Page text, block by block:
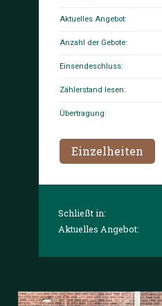
Aktuelles Angebot:
Anzahl der Gebote:
Einsendeschluss:
Zählerstand lesen:
Übertragung:
Einzelheiten
Schließt in:
Aktuelles Angebot: